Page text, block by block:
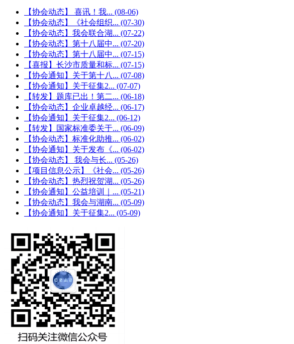
【协会动态】 喜讯！我... (08-06)
【协会动态】《社会组织... (07-30)
【协会动态】我会联合湖... (07-22)
【协会动态】第十八届中... (07-20)
【协会动态】第十八届中... (07-15)
【喜报】长沙市质量和标... (07-15)
【协会通知】关于第十八... (07-08)
【协会通知】关于征集2... (07-07)
【转发】题库已出！第二... (06-18)
【协会动态】企业卓越经... (06-17)
【协会通知】关于征集2... (06-12)
【转发】国家标准委关于... (06-09)
【协会动态】标准化助推... (06-02)
【协会通知】关于发布《... (06-02)
【协会动态】 我会与长... (05-26)
【项目信息公示】《社会... (05-26)
【协会动态】热烈祝贺湖... (05-26)
【协会通知】公益培训｜... (05-21)
【协会动态】我会与湖南... (05-09)
【协会通知】关于征集2... (05-09)